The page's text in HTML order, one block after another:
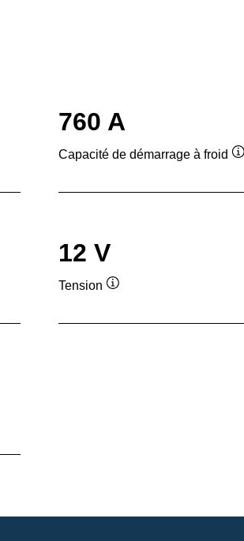
760 A
Capacité de démarrage à froid
12 V
Tension